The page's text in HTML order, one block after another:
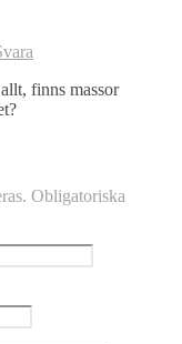
finns massor
Obligatoriska